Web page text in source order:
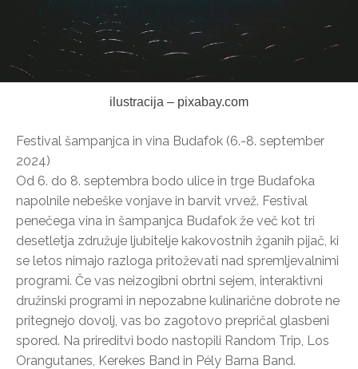
ilustracija – pixabay.com
Festival šampanjca in vina Budafok (6.-8. september
2024)
Od 6. do 8. septembra bodo ulice in trge Budafoka
napolnile nebeške vonjave in barvit vrvež. Festival
penečega vina in šampanjca Budafok že več kot tri
desetletja združuje ljubitelje kakovostnih žganih pijač, ki
se letos nimajo razloga pritoževati nad spremljevalnimi
programi. Če vas neizogibni obrtni sejem, interaktivni
družinski programi in nepozabne kulinarične dobrote ne
pritegnejo dovolj, vas bo zagotovo prepričal glasbeni
spored. Na prireditvi bodo nastopili Random Trip, Los
Orangutanes, Kerekes Band in Pély Barna Band.